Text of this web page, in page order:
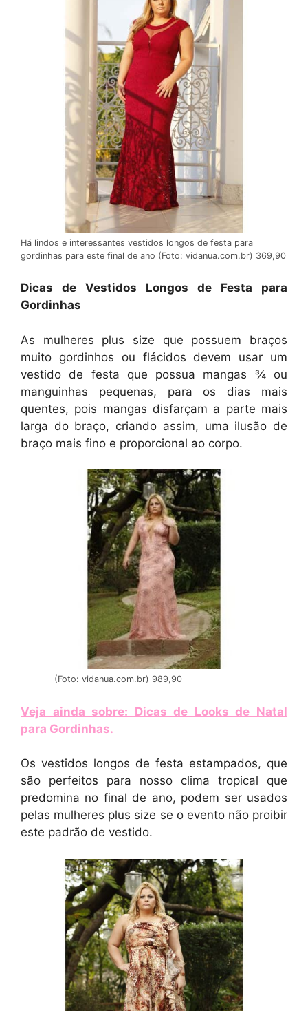
Há lindos e interessantes vestidos longos de festa para
gordinhas para este final de ano (Foto: vidanua.com.br) 369,90
Dicas de Vestidos Longos de Festa para
Gordinhas
As mulheres plus size que possuem braços
muito gordinhos ou flácidos devem usar um
vestido de festa que possua mangas ¾ ou
manguinhas pequenas, para os dias mais
quentes, pois mangas disfarçam a parte mais
larga do braço, criando assim, uma ilusão de
braço mais fino e proporcional ao corpo.
(Foto: vidanua.com.br) 989,90
Veja ainda sobre: Dicas de Looks de Natal
para Gordinhas.
Os vestidos longos de festa estampados, que
são perfeitos para nosso clima tropical que
predomina no final de ano, podem ser usados
pelas mulheres plus size se o evento não proibir
este padrão de vestido.